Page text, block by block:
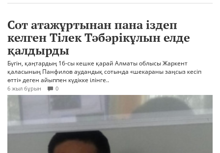
Сот атажұртынан пана іздеп
келген Тілек Тәбәрікұлын елде
қалдырды
Бүгін, қаңтардың 16-сы кешке қарай Алматы облысы Жаркент
қаласының Панфилов аудандық сотында «шекараны заңсыз кесіп
өтті» деген айыппен күдікке ілінге..
6 жыл бұрын 0